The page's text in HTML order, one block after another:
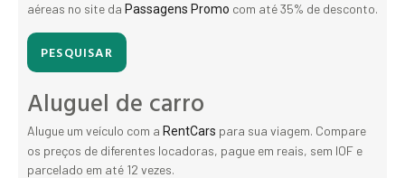
aéreas no site da Passagens Promo com até 35% de desconto.
PESQUISAR
Aluguel de carro
Alugue um veículo com a RentCars para sua viagem. Compare
os preços de diferentes locadoras, pague em reais, sem IOF e
parcelado em até 12 vezes.